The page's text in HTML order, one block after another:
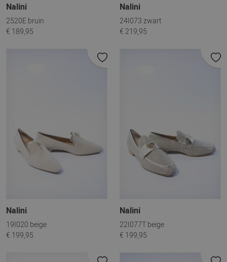
Nalini
2520E bruin
€ 189,95
Nalini
24I073 zwart
€ 219,95
Nalini
19I020 beige
€ 199,95
Nalini
22I077T beige
€ 199,95